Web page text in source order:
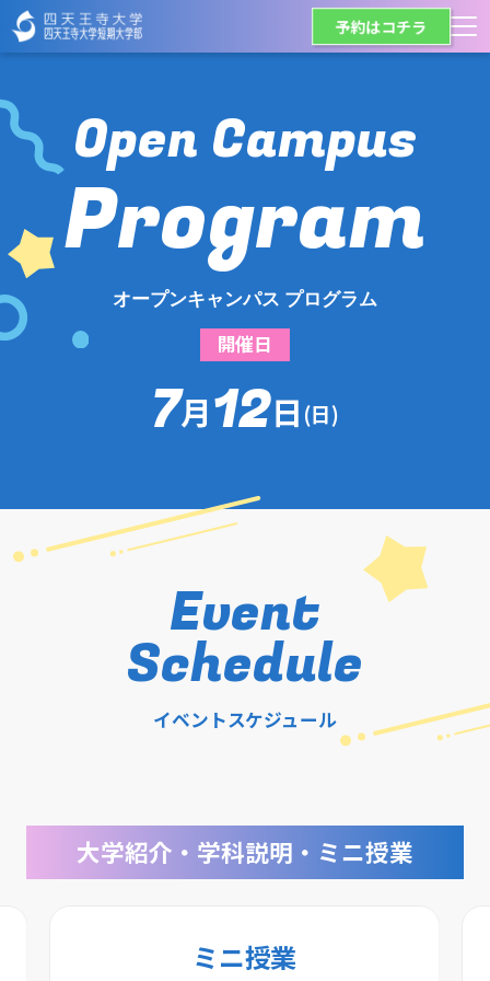
予約はコチラ
Open Campus
Program
オープンキャンパス プログラム
開催日
7月12日 (日)
Event
Schedule
イベントスケジュール
大学紹介・学科説明・ミニ授業
ミニ授業